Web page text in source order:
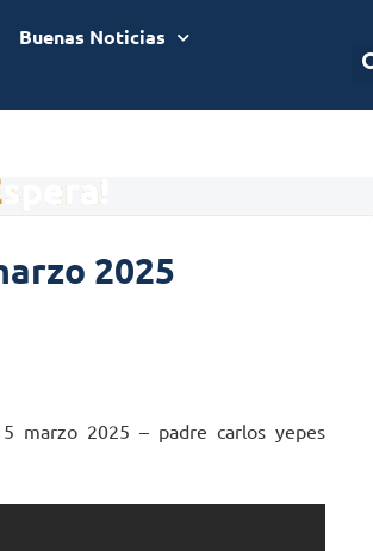
Buenas Noticias
2025
marzo 2025 – padre carlos yepes